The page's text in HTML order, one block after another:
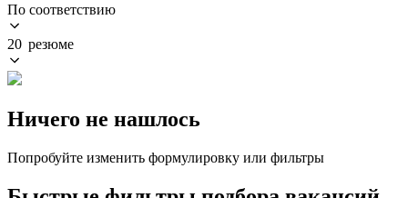
По соответствию
20 резюме
Ничего не нашлось
Попробуйте изменить формулировку или фильтры